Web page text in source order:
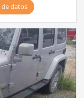
de datos